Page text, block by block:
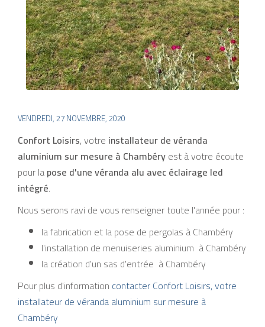
VENDREDI, 27 NOVEMBRE, 2020
Confort Loisirs, votre installateur de véranda
aluminium sur mesure à Chambéryest à votre écoute
pour lapose d'une véranda alu avec éclairage led
intégré.
Nous serons ravi de vous renseigner toute l'année pour :
la fabrication et la pose de pergolas à Chambéry
l'installation de menuiseries aluminium à Chambéry
la création d'un sas d'entrée à Chambéry
Pour plus d'information contacter Confort Loisirs, votre
installateur de véranda aluminium sur mesure à
Chambéry